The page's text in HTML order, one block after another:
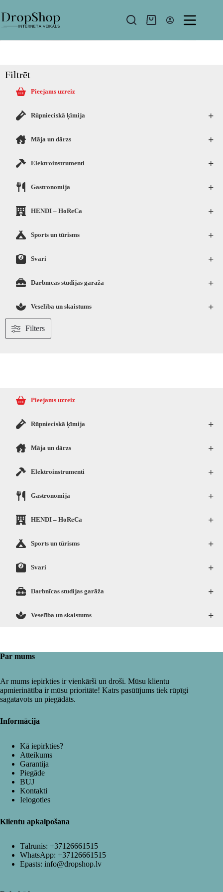
Filtrēt
Pieejams uzreiz
+
Rūpnieciskā ķīmija
+
Māja un dārzs
+
Elektroinstrumenti
+
Gastronomija
+
HENDI – HoReCa
+
Sports un tūrisms
+
Svari
+
Darbnīcas studijas garāža
+
Veselība un skaistums
Filters
Pieejams uzreiz
+
Rūpnieciskā ķīmija
+
Māja un dārzs
+
Elektroinstrumenti
+
Gastronomija
+
HENDI – HoReCa
+
Sports un tūrisms
+
Svari
+
Darbnīcas studijas garāža
+
Veselība un skaistums
Par mums
Ar mums iepirkties ir vienkārši un droši. Mūsu klientu
apmierinātība ir mūsu prioritāte! Katrs pasūtījums tiek rūpīgi
sagatavots un piegādāts.
Informācija
Kā iepirkties?
Atteikums
Garantija
Piegāde
BUJ
Kontakti
Ielogoties
Klientu apkalpošana
Tālrunis: +37126661515
WhatsApp: +37126661515
Epasts: info@dropshop.lv